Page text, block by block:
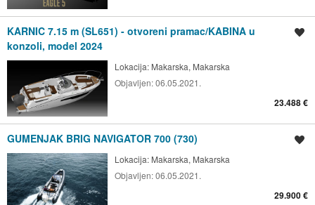
KARNIC 7.15 m (SL651) - otvoreni pramac/KABINA u
konzoli, model 2024
Lokacija: Makarska, Makarska
Objavljen:06.05.2021.
23.488 €
GUMENJAK BRIG NAVIGATOR 700 (730)
Lokacija: Makarska, Makarska
Objavljen:06.05.2021.
29.900 €